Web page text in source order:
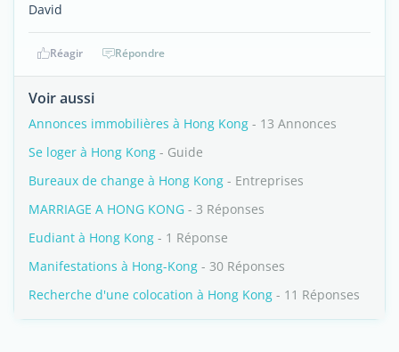
David
Réagir Répondre
Voir aussi
Annonces immobilières à Hong Kong - 13 Annonces
Se loger à Hong Kong - Guide
Bureaux de change à Hong Kong - Entreprises
MARRIAGE A HONG KONG - 3 Réponses
Eudiant à Hong Kong - 1 Réponse
Manifestations à Hong-Kong - 30 Réponses
Recherche d'une colocation à Hong Kong - 11 Réponses